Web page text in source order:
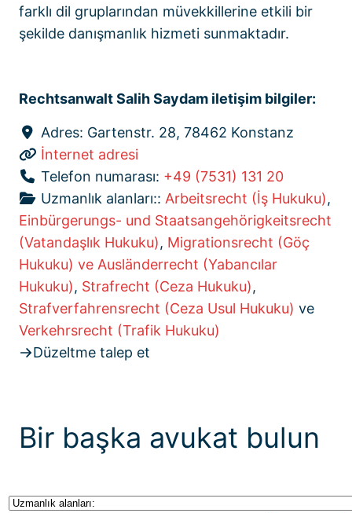
farklı dil gruplarından müvekkillerine etkili bir
şekilde danışmanlık hizmeti sunmaktadır.
Rechtsanwalt Salih Saydam iletişim bilgiler:
Adres: Gartenstr. 28, 78462 Konstanz
İnternet adresi
Telefon numarası: +49 (7531) 131 20
Uzmanlık alanları:: Arbeitsrecht (İş Hukuku),
Einbürgerungs- und Staatsangehörigkeitsrecht
(Vatandaşlık Hukuku), Migrationsrecht (Göç
Hukuku) ve Ausländerrecht (Yabancılar
Hukuku), Strafrecht (Ceza Hukuku),
Strafverfahrensrecht (Ceza Usul Hukuku) ve
Verkehrsrecht (Trafik Hukuku)
Düzeltme talep et
Bir başka avukat bulun
Uzmanlık alanları: